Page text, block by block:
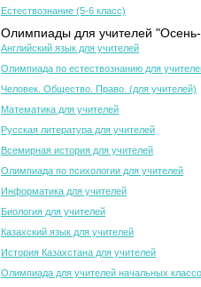
Естествознание (5-6 класс)
Олимпиады для учителей
Английский язык для учителей
Олимпиада по естествознанию для
Человек. Общество. Право. (для учителей)
Математика для учителей
Русская литература для учителей
Всемирная история для учителей
Олимпиада по психологии для учителей
Информатика для учителей
Биология для учителей
Казахский язык для учителей
История Казахстана для учителей
Олимпиада для учителей начальных